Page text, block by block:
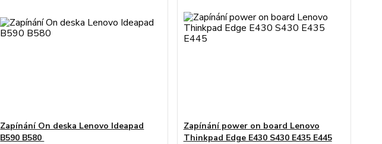
Zapínání On deska Lenovo Ideapad
B590 B580
Zapínání power on board Lenovo
Thinkpad Edge E430 S430 E435 E445